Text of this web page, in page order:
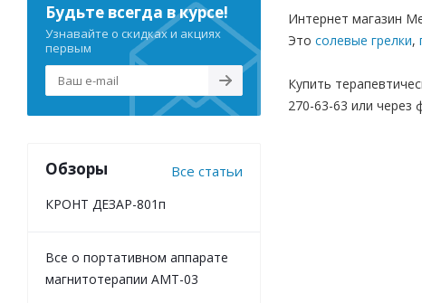
Интернет магазин
Это солевые грелки,
Купить
270-63-63 или через
Будьте всегда в курсе!
Узнавайте о скидках и акциях
первым
Обзоры Все статьи
КРОНТ ДЕЗАР-801п
Все о портативном аппарате
магнитотерапии АМТ-03